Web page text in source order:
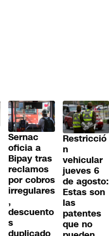
Sernac
oficia a
Bipay tras
reclamos
por cobros
irregulares
,
descuento
s
Restricció
n
vehicular
jueves 6
de agosto:
Estas son
las
patentes
que no